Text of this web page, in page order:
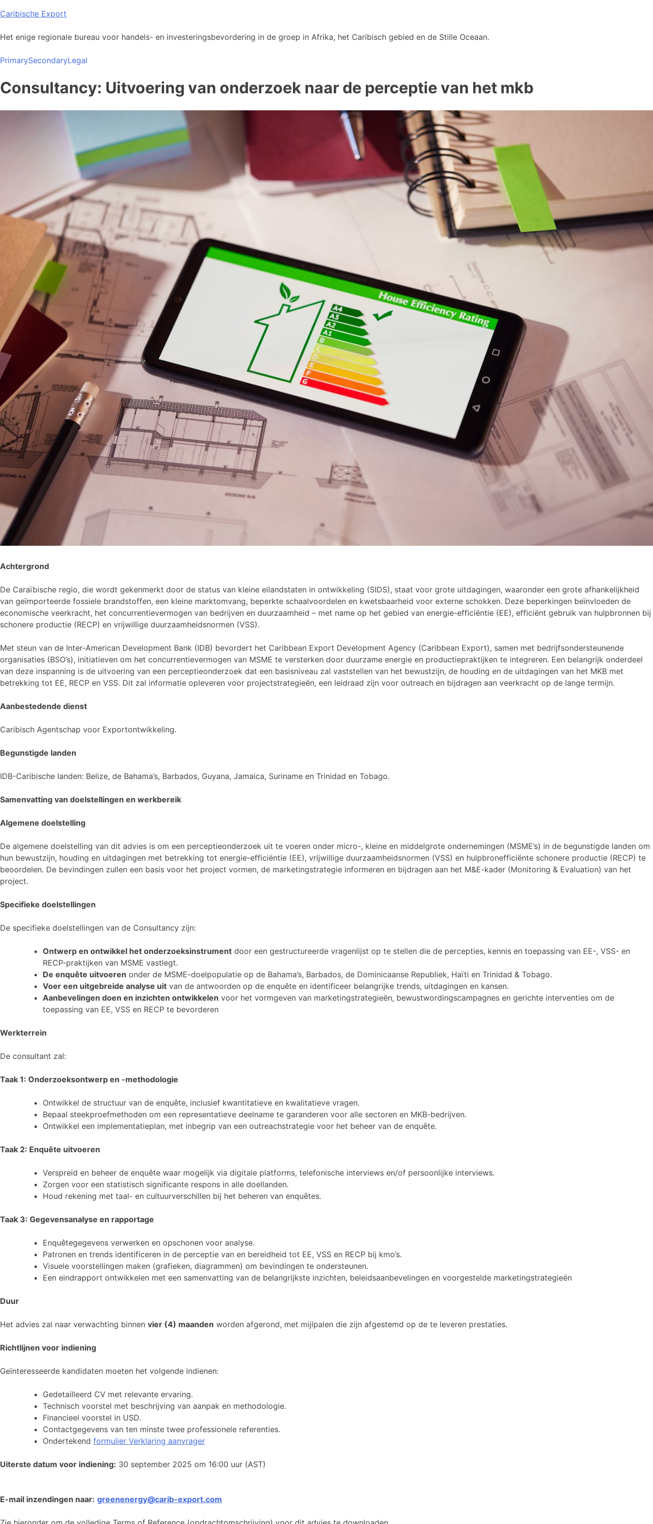
Skip
content
Caribische Export
Het enige regionale bureau voor handels- en investeringsbevordering in de groep in Afrika, het Caribisch gebied en de Stille Oceaan.
PrimarySecondaryLegal
Consultancy: Uitvoering van onderzoek naar de perceptie van het mkb
Achtergrond
De Caraïbische regio, die wordt gekenmerkt door de status van kleine eilandstaten in ontwikkeling (SIDS), staat voor grote uitdagingen, waaronder een grote afhankelijkheid
van geïmporteerde fossiele brandstoffen, een kleine marktomvang, beperkte schaalvoordelen en kwetsbaarheid voor externe schokken. Deze beperkingen beïnvloeden de
economische veerkracht, het concurrentievermogen van bedrijven en duurzaamheid – met name op het gebied van energie-efficiëntie (EE), efficiënt gebruik van hulpbronnen bij
schonere productie (RECP) en vrijwillige duurzaamheidsnormen (VSS).
Met steun van de Inter-American Development Bank (IDB) bevordert het Caribbean Export Development Agency (Caribbean Export), samen met bedrijfsondersteunende
organisaties (BSO’s), initiatieven om het concurrentievermogen van MSME te versterken door duurzame energie en productiepraktijken te integreren. Een belangrijk onderdeel
van deze inspanning is de uitvoering van een perceptieonderzoek dat een basisniveau zal vaststellen van het bewustzijn, de houding en de uitdagingen van het MKB met
betrekking tot EE, RECP en VSS. Dit zal informatie opleveren voor projectstrategieën, een leidraad zijn voor outreach en bijdragen aan veerkracht op de lange termijn.
Aanbestedende dienst
Caribisch Agentschap voor Exportontwikkeling.
Begunstigde landen
IDB-Caribische landen: Belize, de Bahama’s, Barbados, Guyana, Jamaica, Suriname en Trinidad en Tobago.
Samenvatting van doelstellingen en werkbereik
Algemene doelstelling
De algemene doelstelling van dit advies is om een perceptieonderzoek uit te voeren onder micro-, kleine en middelgrote ondernemingen (MSME’s) in de begunstigde landen om
hun bewustzijn, houding en uitdagingen met betrekking tot energie-efficiëntie (EE), vrijwillige duurzaamheidsnormen (VSS) en hulpbronefficiënte schonere productie (RECP) te
beoordelen. De bevindingen zullen een basis voor het project vormen, de marketingstrategie informeren en bijdragen aan het M&E-kader (Monitoring & Evaluation) van het
project.
Specifieke doelstellingen
De specifieke doelstellingen van de Consultancy zijn:
Ontwerp en ontwikkel het onderzoeksinstrument door een gestructureerde vragenlijst op te stellen die de percepties, kennis en toepassing van EE-, VSS- en
RECP-praktijken van MSME vastlegt.
De enquête uitvoeren onder de MSME-doelpopulatie op de Bahama’s, Barbados, de Dominicaanse Republiek, Haïti en Trinidad & Tobago.
Voer een uitgebreide analyse uit van de antwoorden op de enquête en identificeer belangrijke trends, uitdagingen en kansen.
Aanbevelingen doen en inzichten ontwikkelen voor het vormgeven van marketingstrategieën, bewustwordingscampagnes en gerichte interventies om de
toepassing van EE, VSS en RECP te bevorderen
Werkterrein
De consultant zal:
Taak 1: Onderzoeksontwerp en -methodologie
Ontwikkel de structuur van de enquête, inclusief kwantitatieve en kwalitatieve vragen.
Bepaal steekproefmethoden om een representatieve deelname te garanderen voor alle sectoren en MKB-bedrijven.
Ontwikkel een implementatieplan, met inbegrip van een outreachstrategie voor het beheer van de enquête.
Taak 2: Enquête uitvoeren
Verspreid en beheer de enquête waar mogelijk via digitale platforms, telefonische interviews en/of persoonlijke interviews.
Zorgen voor een statistisch significante respons in alle doellanden.
Houd rekening met taal- en cultuurverschillen bij het beheren van enquêtes.
Taak 3: Gegevensanalyse en rapportage
Enquêtegegevens verwerken en opschonen voor analyse.
Patronen en trends identificeren in de perceptie van en bereidheid tot EE, VSS en RECP bij kmo’s.
Visuele voorstellingen maken (grafieken, diagrammen) om bevindingen te ondersteunen.
Een eindrapport ontwikkelen met een samenvatting van de belangrijkste inzichten, beleidsaanbevelingen en voorgestelde marketingstrategieën
Duur
Het advies zal naar verwachting binnen vier (4) maanden worden afgerond, met mijlpalen die zijn afgestemd op de te leveren prestaties.
Richtlijnen voor indiening
Geïnteresseerde kandidaten moeten het volgende indienen:
Gedetailleerd CV met relevante ervaring.
Technisch voorstel met beschrijving van aanpak en methodologie.
Financieel voorstel in USD.
Contactgegevens van ten minste twee professionele referenties.
Ondertekend formulier Verklaring aanvrager
Uiterste datum voor indiening: 30 september 2025 om 16:00 uur (AST)
E-mail inzendingen naar: greenenergy@carib-export.com